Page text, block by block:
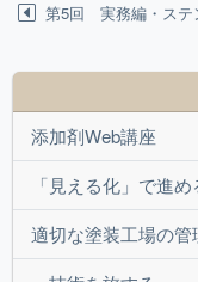
第5回 実務編・ステ
添加剤Web講座
「見える化」で進
適切な塗装工場の管